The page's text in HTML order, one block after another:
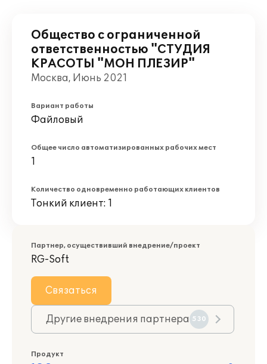
Общество с ограниченной
ответственностью "СТУДИЯ
КРАСОТЫ "МОН ПЛЕЗИР"
Москва, Июнь 2021
Вариант работы
Файловый
Общее число автоматизированных рабочих мест
1
Количество одновременно работающих клиентов
Тонкий клиент: 1
Партнер, осуществивший внедрение/проект
RG-Soft
Связаться
Другие внедрения партнера 530
Продукт